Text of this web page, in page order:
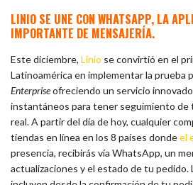
LINIO SE UNE CON WHATSAPP, LA
IMPORTANTE DE MENSAJERÍA.
Este diciembre, Linio se convirtió en el
Latinoamérica en implementar la prueba
Enterpriseofreciendo un servicio
instantáneos para tener seguimiento de
real. A partir del día de hoy, cualquier
tiendas en línea en los 8 países dondeel
presencia, recibirás vía WhatsApp, un
actualizaciones y el estado de tu pedido.